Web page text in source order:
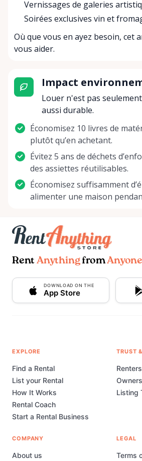
Vernissages de galeries
Soirées exclusives vin et
Où que vous en ayez besoin, cet
vous aider.
Impact
Louer n'est pas
aussi durable.
Économisez 10 livres de
plutôt qu’en achetant.
Évitez 5 ans de déchets
des assiettes réutilisables.
Économisez suffisamment
alimenter une maison
Rent AnythingfromAnyone
DOWNLOAD ON THE
App Store
EXPLORE
Find a Rental
List your Rental
How It Works
Rental Coach
Start a Rental Business
TRUST
Listing
COMPANY
About us
LEGAL
Terms